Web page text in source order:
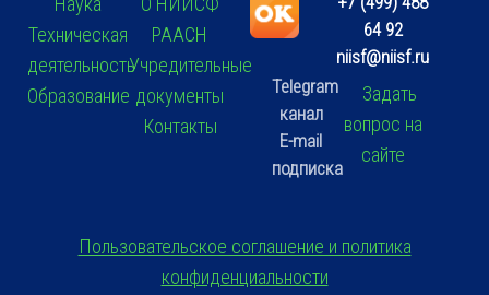
Техническая
деятельность
Образование
РААСН
Учредительные
документы
Контакты
Telegram
канал
E-mail
подписка
64 92
niisf@niisf.ru
Задать
вопрос на
сайте
Пользовательское соглашение и политика
конфиденциальности